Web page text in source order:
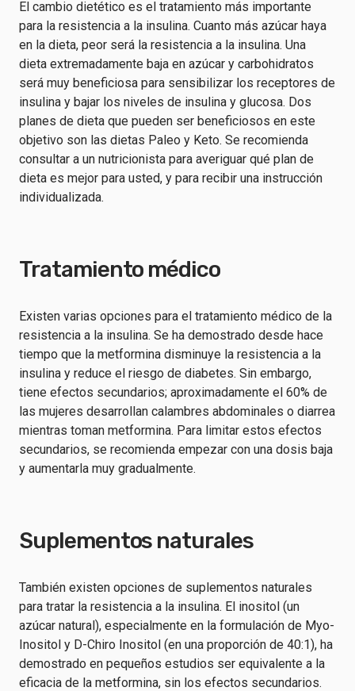
El cambio dietético es el tratamiento más importante
para la resistencia a la insulina. Cuanto más azúcar haya
en la dieta, peor será la resistencia a la insulina. Una
dieta extremadamente baja en azúcar y carbohidratos
será muy beneficiosa para sensibilizar los receptores de
insulina y bajar los niveles de insulina y glucosa. Dos
planes de dieta que pueden ser beneficiosos en este
objetivo son las dietas Paleo y Keto. Se recomienda
consultar a un nutricionista para averiguar qué plan de
dieta es mejor para usted, y para recibir una instrucción
individualizada.
Tratamiento médico
Existen varias opciones para el tratamiento médico de la
resistencia a la insulina. Se ha demostrado desde hace
tiempo que la metformina disminuye la resistencia a la
insulina y reduce el riesgo de diabetes. Sin embargo,
tiene efectos secundarios; aproximadamente el 60% de
las mujeres desarrollan calambres abdominales o diarrea
mientras toman metformina. Para limitar estos efectos
secundarios, se recomienda empezar con una dosis baja
y aumentarla muy gradualmente.
Suplementos naturales
También existen opciones de suplementos naturales
para tratar la resistencia a la insulina. El inositol (un
azúcar natural), especialmente en la formulación de Myo-
Inositol y D-Chiro Inositol (en una proporción de 40:1), ha
demostrado en pequeños estudios ser equivalente a la
eficacia de la metformina, sin los efectos secundarios.